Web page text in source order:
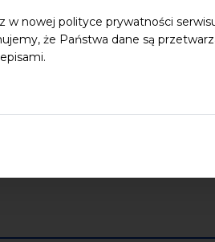
w nowej polityce prywatności
że Państwa dane są
Data końcowa